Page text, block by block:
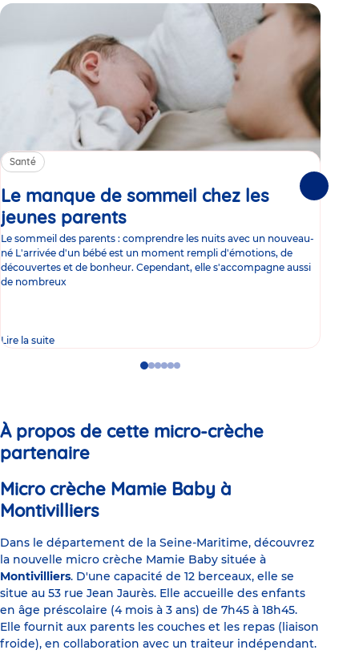
Santé
Le manque de sommeil chez les
jeunes parents
Le sommeil des parents : comprendre les nuits avec un nouveau-
né L'arrivée d'un bébé est un moment rempli d'émotions, de
découvertes et de bonheur. Cependant, elle s'accompagne aussi
de nombreux
Lire la suite
GoGoGoGo
GoGo
À propos de cette micro-crèche
partenaire
Micro crèche Mamie Baby à
Montivilliers
Dans le département de la Seine-Maritime, découvrez
la nouvelle micro crèche Mamie Baby située à
Montivilliers. D'une capacité de 12 berceaux, elle se
situe au 53 rue Jean Jaurès. Elle accueille des enfants
en âge préscolaire (4 mois à 3 ans) de 7h45 à 18h45.
Elle fournit aux parents les couches et les repas (liaison
froide), en collaboration avec un traiteur indépendant.